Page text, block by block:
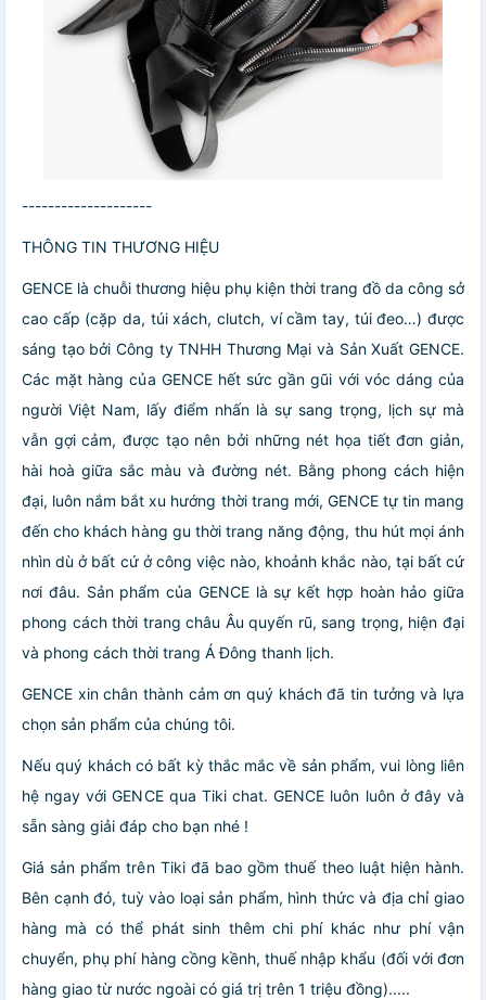
--------------------
THÔNG TIN THƯƠNG HIỆU
GENCE là chuỗi thương hiệu phụ kiện thời trang đồ da công sở
cao cấp (cặp da, túi xách, clutch, ví cầm tay, túi đeo…) được
sáng tạo bởi Công ty TNHH Thương Mại và Sản Xuất GENCE.
Các mặt hàng của GENCE hết sức gần gũi với vóc dáng của
người Việt Nam, lấy điểm nhấn là sự sang trọng, lịch sự mà
vẫn gợi cảm, được tạo nên bởi những nét họa tiết đơn giản,
hài hoà giữa sắc màu và đường nét. Bằng phong cách hiện
đại, luôn nắm bắt xu hướng thời trang mới, GENCE tự tin mang
đến cho khách hàng gu thời trang năng động, thu hút mọi ánh
nhìn dù ở bất cứ ở công việc nào, khoảnh khắc nào, tại bất cứ
nơi đâu. Sản phẩm của GENCE là sự kết hợp hoàn hảo giữa
phong cách thời trang châu Âu quyến rũ, sang trọng, hiện đại
và phong cách thời trang Á Đông thanh lịch.
GENCE xin chân thành cảm ơn quý khách đã tin tưởng và lựa
chọn sản phẩm của chúng tôi.
Nếu quý khách có bất kỳ thắc mắc về sản phẩm, vui lòng liên
hệ ngay với GENCE qua Tiki chat. GENCE luôn luôn ở đây và
sẵn sàng giải đáp cho bạn nhé !
Giá sản phẩm trên Tiki đã bao gồm thuế theo luật hiện hành.
Bên cạnh đó, tuỳ vào loại sản phẩm, hình thức và địa chỉ giao
hàng mà có thể phát sinh thêm chi phí khác như phí vận
chuyển, phụ phí hàng cồng kềnh, thuế nhập khẩu (đối với đơn
hàng giao từ nước ngoài có giá trị trên 1 triệu đồng).....